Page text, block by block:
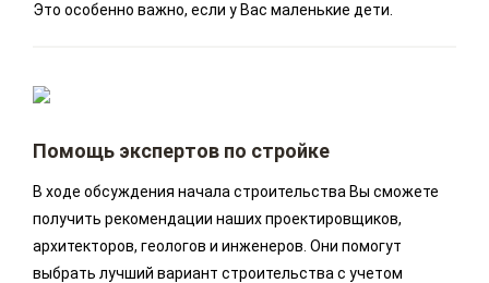
Это особенно важно, если у Вас маленькие дети.
Помощь экспертов по стройке
В ходе обсуждения начала строительства Вы сможете
получить рекомендации наших проектировщиков,
архитекторов, геологов и инженеров. Они помогут
выбрать лучший вариант строительства с учетом